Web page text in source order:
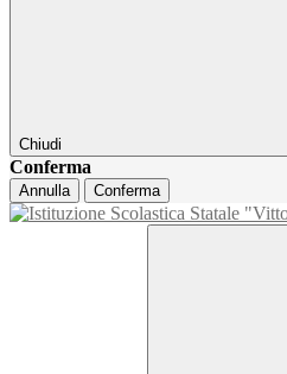
Chiudi
Conferma
Annulla Conferma